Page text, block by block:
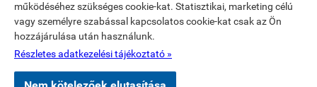
működéséhez szükséges cookie-kat. Statisztikai, marketing célú
vagy személyre szabással kapcsolatos cookie-kat csak az Ön
hozzájárulása után használunk.
Részletes adatkezelési tájékoztató »
Paku Andrea ev.
2234 Maglód, Dózsa György utca 39
Telefon: 06 20 321 23 77
E-mail: textilshop1@gmail.com